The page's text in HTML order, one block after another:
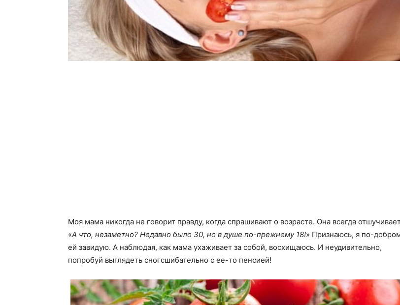
Моя мама никогда не говорит правду, когда спрашивают о возрасте. Она всегда
«А что, незаметно? Недавно было 30, но в душе по-прежнему 18!» Признаюсь, я по-
ей завидую. А наблюдая, как мама ухаживает за собой, восхищаюсь. И неудивительно,
попробуй выглядеть сногсшибательно с ее-то пенсией!